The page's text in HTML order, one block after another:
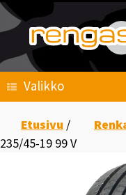
Skip
content
Valikko
Etusivu /
235/45-19 99 V